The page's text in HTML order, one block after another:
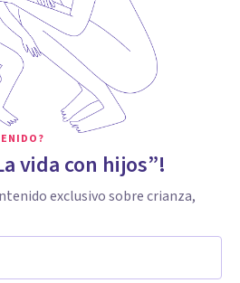
vida con hijos”!
exclusivo sobre crianza,